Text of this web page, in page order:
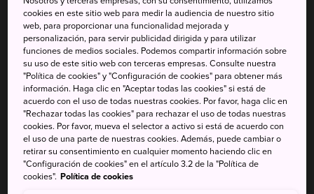
bala Joetsu Shinkansen da servicio a Echigo-Yuzawa y a la
ciudad de Niigata, y el tren bala Hokuriku Shinkansen da
servicio a Myoko. También se puede llegar a Niigata en
autobús o coche, o volar al aeropuerto de Niigata desde la
mayoría de los aeropuertos nacionales.
Más información
No te pierdas
cookies en este sitio web para medir la audiencia de nuestro sitio
web, para proporcionar una funcionalidad mejorada y
personalización, para servir publicidad dirigida y para utilizar
funciones de medios sociales. Podemos compartir información sobre
su uso de este sitio web con terceras empresas. Consulte nuestra
"Política de cookies" y "Configuración de cookies" para obtener más
información. Haga clic en "Aceptar todas las cookies" si está de
acuerdo con el uso de todas nuestras cookies. Por favor, haga clic en
"Rechazar todas las cookies" para rechazar el uso de todas nuestras
cookies. Por favor, mueva el selector a activo si está de acuerdo con
el uso de una parte de nuestras cookies. Además, puede cambiar o
retirar su consentimiento en cualquier momento haciendo clic en
"Configuración de cookies" en el artículo 3.2 de la "Política de
cookies". Política de cookies